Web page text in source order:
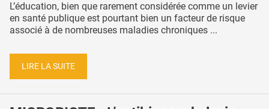
L’éducation, bien que rarement considérée comme un levier
en santé publique est pourtant bien un facteur de risque
associé à de nombreuses maladies chroniques ...
LIRE LA SUITE